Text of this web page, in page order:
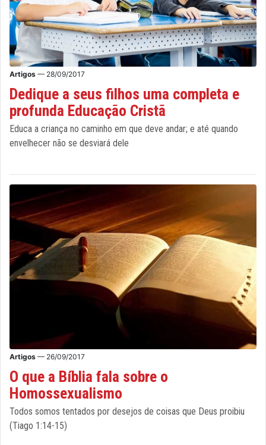
Artigos — 28/09/2017
Dedique a seus filhos uma completa e
profunda Educação Cristã
Educa a criança no caminho em que deve andar; e até quando
envelhecer não se desviará dele
Artigos — 26/09/2017
O que a Bíblia fala sobre o
Homossexualismo
Todos somos tentados por desejos de coisas que Deus proibiu
(Tiago 1:14-15)